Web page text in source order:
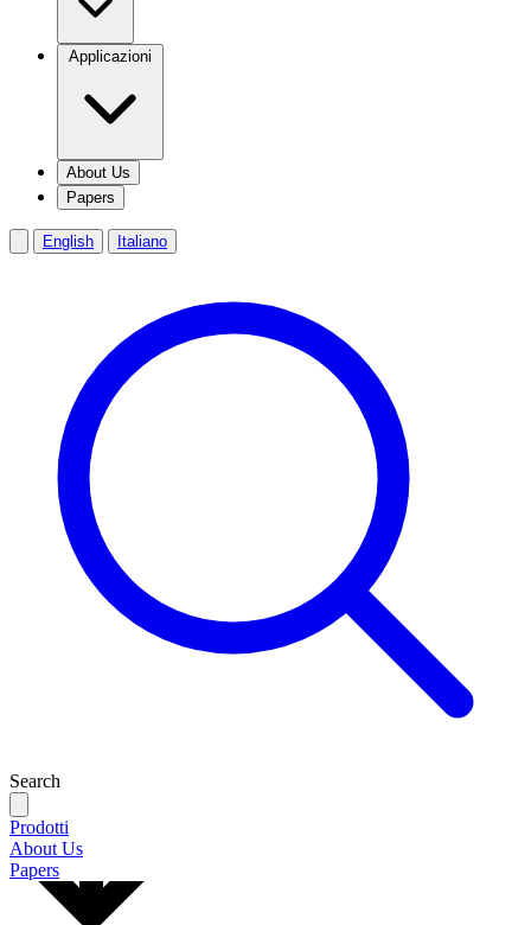
Applicazioni
About Us
Papers
English Italiano
Search
Prodotti
About Us
Papers